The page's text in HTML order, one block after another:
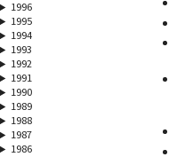
1996
1995
1994
1993
1992
1991
1990
1989
1988
1987
1986